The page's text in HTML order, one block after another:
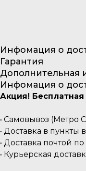
Инфомация о
Гарантия
Дополнительная
Инфомация о
Акция!
• Самовывоз (Метро
• Доставка в
• Доставка почтой
• Курьерская